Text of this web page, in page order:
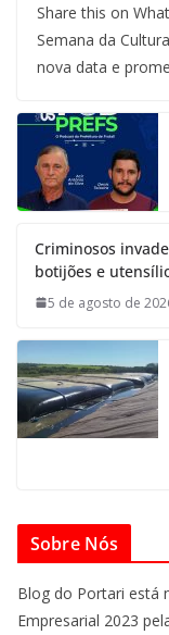
Share this on
Semana da
nova data e
Criminosos
botijões e
5 de agosto de
Sobre Nós
Blog do Portari está
Empresarial 2023